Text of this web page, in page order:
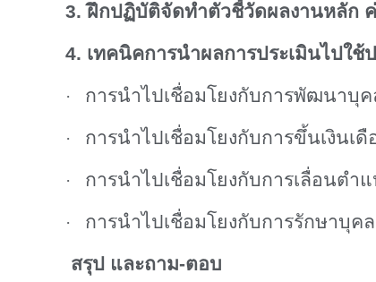
3. ฝึกปฏิบัติจัดทำตัวชี้วัดผลงานหลัก ค่า
4. เทคนิคการนำผลการประเมินไปใช้ป
· การนำไปเชื่อมโยงกับการพัฒนาบุค
· การนำไปเชื่อมโยงกับการขึ้นเงินเ
· การนำไปเชื่อมโยงกับการเลื่อนตำ
·
การนำไปเชื่อมโยงกับการรักษาบุค
สรุป และถาม-ตอบ